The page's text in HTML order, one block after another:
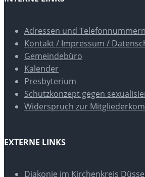
Adressen und Telefonnummern
Kontakt / Impressum /
Gemeindebüro
Kalender
Presbyterium
Schutzkonzept gegen
Widerspruch zur
EXTERNE LINKS
Diakonie im Kirchenkreis